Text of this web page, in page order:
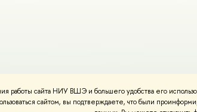
работы сайта НИУ ВШЭ и большего удобства его
сайтом, вы подтверждаете, что были
Условия использования материалов Политика
вШколе дизайна НИУ ВШЭ